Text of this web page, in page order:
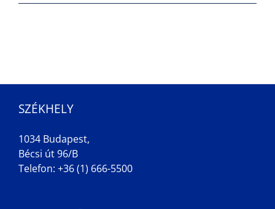
SZÉKHELY
1034 Budapest,
Bécsi út 96/B
Telefon: +36 (1) 666-5500